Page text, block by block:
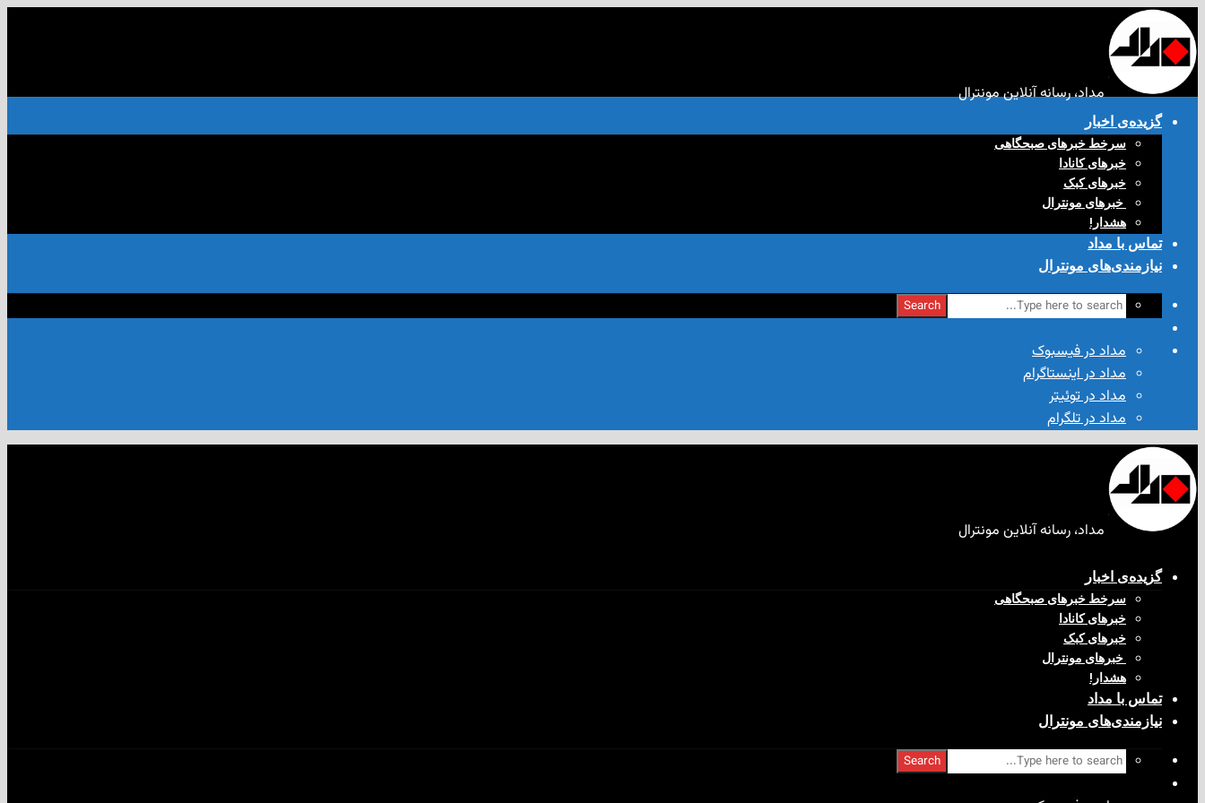
مداد، رسانه آنلاین مونترال
گزیده‌ی‌ اخبار
سرخط خبرهای صبحگاهی
خبرهای کانادا
خبرهای کبک
‌ خبرهای مونترال
هشدار!
تماس با مداد
نیازمندی‌های مونترال
Search
مداد در فیسبوک
مداد در اینستاگرام
مداد در توئیتر
مداد در تلگرام
مداد، رسانه آنلاین مونترال
گزیده‌ی‌ اخبار
سرخط خبرهای صبحگاهی
خبرهای کانادا
خبرهای کبک
‌ خبرهای مونترال
هشدار!
تماس با مداد
نیازمندی‌های مونترال
Search